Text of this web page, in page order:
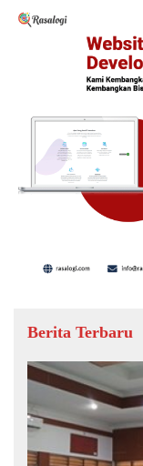
Berita Terbaru